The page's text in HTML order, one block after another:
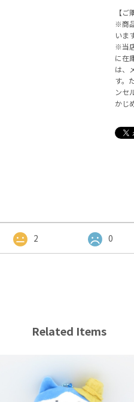
【
※商
いま
※当
に在
は、
す。
ンセ
かじ
2 0
Related Items